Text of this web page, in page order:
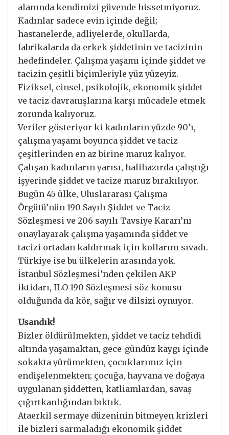
alanında kendimizi güvende hissetmiyoruz.
Kadınlar sadece evin içinde değil;
hastanelerde, adliyelerde, okullarda,
fabrikalarda da erkek şiddetinin ve tacizinin
hedefindeler. Çalışma yaşamı içinde şiddet ve
tacizin çeşitli biçimleriyle yüz yüzeyiz.
Fiziksel, cinsel, psikolojik, ekonomik şiddet
ve taciz davranışlarına karşı mücadele etmek
zorunda kalıyoruz.
Veriler gösteriyor ki kadınların yüzde 90’ı,
çalışma yaşamı boyunca şiddet ve taciz
çeşitlerinden en az birine maruz kalıyor.
Çalışan kadınların yarısı, halihazırda çalıştığı
işyerinde şiddet ve tacize maruz bırakılıyor.
Bugün 45 ülke, Uluslararası Çalışma
Örgütü’nün 190 Sayılı Şiddet ve Taciz
Sözleşmesi ve 206 sayılı Tavsiye Kararı’nı
onaylayarak çalışma yaşamında şiddet ve
tacizi ortadan kaldırmak için kollarını sıvadı.
Türkiye ise bu ülkelerin arasında yok.
İstanbul Sözleşmesi’nden çekilen AKP
iktidarı, ILO 190 Sözleşmesi söz konusu
olduğunda da kör, sağır ve dilsizi oynuyor.
Usandık!
Bizler öldürülmekten, şiddet ve taciz tehdidi
altında yaşamaktan, gece-gündüz kaygı içinde
sokakta yürümekten, çocuklarımız için
endişelenmekten; çocuğa, hayvana ve doğaya
uygulanan şiddetten, katliamlardan, savaş
çığırtkanlığından bıktık.
Ataerkil sermaye düzeninin bitmeyen krizleri
ile bizleri sarmaladığı ekonomik şiddet